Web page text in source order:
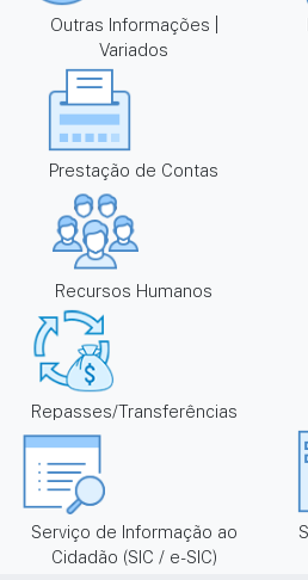
Outras Informações |
Variados
Prestação de Contas
Recursos Humanos
Repasses/Transferências
Serviço de Informação ao
Cidadão (SIC / e-SIC)